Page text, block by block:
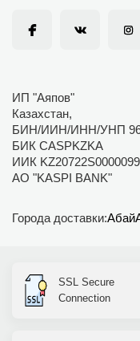
ИП "Аяпов"
Казахстан,
БИН/ИИН/ИНН/УНП
БИК CASPKZKA
ИИК
АО "KASPI BANK"
Города доставки:Абай
SSL Secure
Connection